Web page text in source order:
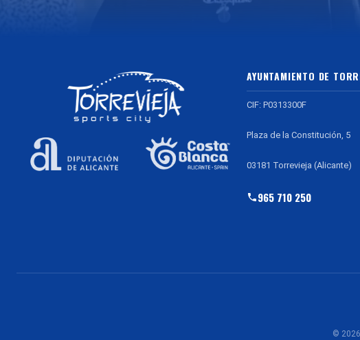
AYUNTAMIENTO DE
CIF: P0313300F
Plaza de la Constitución, 5
03181 Torrevieja (Alicante)
965 710 250
©